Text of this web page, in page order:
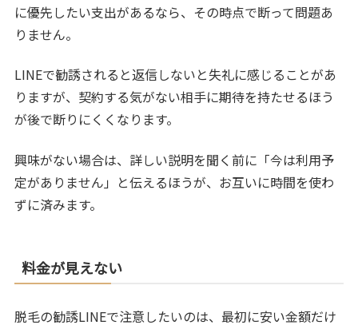
に優先したい支出があるなら、その時点で断って問題あ
りません。
LINEで勧誘されると返信しないと失礼に感じることがあ
りますが、契約する気がない相手に期待を持たせるほう
が後で断りにくくなります。
興味がない場合は、詳しい説明を聞く前に「今は利用予
定がありません」と伝えるほうが、お互いに時間を使わ
ずに済みます。
料金が見えない
脱毛の勧誘LINEで注意したいのは、最初に安い金額だけ